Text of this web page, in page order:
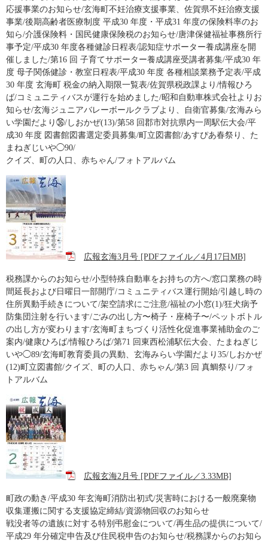
応援事業のお知らせ/玄海町不妊治療支援事業、佐賀県不妊治療支援
事業/後期高齢者医療制度 平成30 年度・平成31 年度の保険料率のお
知ら/介護保険料・国民健康保険税のお知らせ/唐津保健福祉事務所行
事予定/平成30 年度各種健診日程表/認知症サポーター養成講座を開
催しました/第16 回 子育てサポーター養成講座受講者募集/平成30 年
度 母子関係健診・教室日程表/平成30 年度 各種相談業務予定表/平成
30 年度 玄海町 税金の納入期限一覧表/佐賀県税政課より/情報ひろ
ば/コミュニティバスが運行を始めました/昭和自動車株式会社よりお
知らせ/玄海ジュニアバレーボールクラブより、自衛官募集/玄海みら
い学園だより㊱/しおかぜ(13)/第58 回郡市対抗県内一周駅伝大会/平
成30 年度 図書館図書選定委員募集/町立図書館/あすぴあ春祭り、た
まねぎじいや◯90/
クイズ、町の人口、赤ちゃん/フォトアルバム
広報玄海3月号 [PDFファイル／4月17日MB]
税務課からのお知らせ/小型特殊自動車をお持ちの方へ/窓口業務の時
間延長および日曜日一部開庁/コミュニティバス運行開始/引越し時の
住所異動手続きについて/架空請求にご注意/福祉の小窓(1)/狂犬病予
防集団注射を行います/ごみの出し方〜椅子・座椅子〜/ペットボトル
の出し方が変わります/玄海町まちづくり活性化促進事業補助金のご
案内/健康ひろば/情報ひろば/第71 回東西松浦駅伝大会、たまねぎじ
いや◯89/玄海町教育委員の異動、玄海みらい学園だより35/しおかぜ
(12)町立図書館/クイズ、町の人口、赤ちゃん/第3 回 真鯛祭り/フォ
トアルバム
広報玄海2月号 [PDFファイル／3.33MB]
町政の動き/平成30 年玄海町消防出初式/災害時における一般廃棄物
収集運搬に関する支援協定締結/資源物回収のお知らせ
戦没者等の遺族に対する特別弔慰金について/再生品の提供について/
平成29 年分確定申告及び住民税申告のお知らせ/税務課からのお知ら